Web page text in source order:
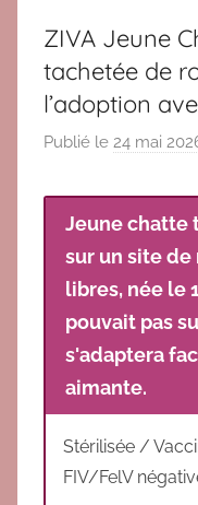
adopter
Paris
ZIVA Jeune
tachetée de
l’adoption
Publié le 24 mai
Jeune chatte
sur un site de
libres, née le
pouvait pas
s'adaptera
aimante.
Stérilisée /
FIV/FelV